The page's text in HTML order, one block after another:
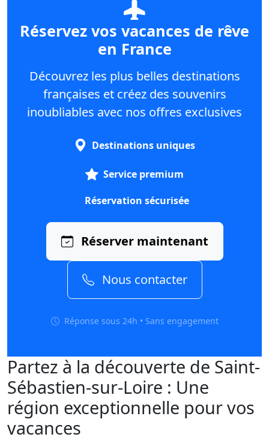
Réservez vos vacances de rêve
en France
Découvrez les plus belles destinations
françaises et créez des souvenirs
inoubliables avec nos offres exclusives
Destinations uniques
Service premium
Réservation sécurisée
Réserver maintenant
Nous contacter
Réponse sous 24h • Sans engagement
Partez à la découverte de Saint-
Sébastien-sur-Loire : Une
région exceptionnelle pour vos
vacances